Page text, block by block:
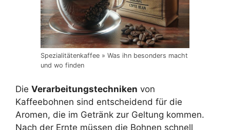
Spezialitätenkaffee » Was ihn besonders macht
und wo finden
Die Verarbeitungstechniken von
Kaffeebohnen sind entscheidend für die
Aromen, die im Getränk zur Geltung kommen.
Nach der Ernte müssen die Bohnen schnell